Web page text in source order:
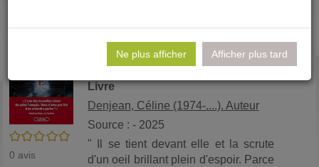
/5
0 avis
La mue / Céline
Denjean
Livre
Denjean, Céline (1974-....). Auteur
Source : - 2025
" Il se tient devant elle et la scrute
d'un oeil brillant plein d'espoir. Parce
Ne plus afficher Afficher plus tard